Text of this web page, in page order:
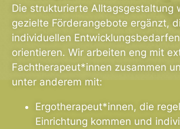
Die strukturierte Alltagsgestaltung
gezielte Förderangebote ergänzt,
individuellen
orientieren. Wir arbeiten eng mit
Fachtherapeut*innen zusammen
unter anderem mit:
Ergotherapeut*innen, die
Einrichtung kommen und